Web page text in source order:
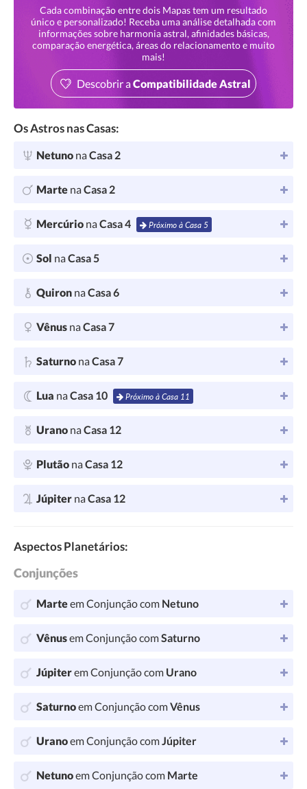
Cada combinação entre dois Mapas tem um resultado
único e personalizado! Receba uma análise detalhada com
informações sobre harmonia astral, afinidades básicas,
comparação energética, áreas do relacionamento e muito
mais!
Descobrir aCompatibilidade Astral
Os Astros nas Casas:
Netuno naCasa 2
Marte naCasa 2
Mercúrio naCasa 4 Próximo à Casa 5
Sol naCasa 5
Quiron naCasa 6
Vênus naCasa 7
Saturno naCasa 7
Lua naCasa 10 Próximo à Casa 11
Urano naCasa 12
Plutão naCasa 12
Júpiter naCasa 12
Aspectos Planetários:
Conjunções
Marteem Conjunção com Netuno
Vênusem Conjunção comSaturno
Júpiterem Conjunção com Urano
Saturnoem Conjunção comVênus
Uranoem Conjunção comJúpiter
Netunoem Conjunção com Marte